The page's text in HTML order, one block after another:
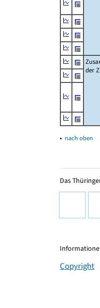
der
▴ nach oben
Das
Copyright